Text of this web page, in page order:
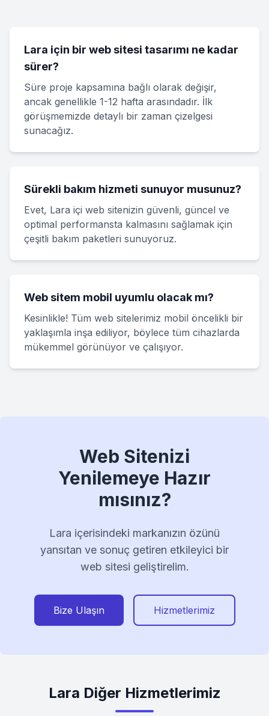
Lara için bir web sitesi tasarımı ne kadar
sürer?
Süre proje kapsamına bağlı olarak değişir,
ancak genellikle 1-12 hafta arasındadır. İlk
görüşmemizde detaylı bir zaman çizelgesi
sunacağız.
Sürekli bakım hizmeti sunuyor musunuz?
Evet, Lara içi web sitenizin güvenli, güncel ve
optimal performansta kalmasını sağlamak için
çeşitli bakım paketleri sunuyoruz.
Web sitem mobil uyumlu olacak mı?
Kesinlikle! Tüm web sitelerimiz mobil öncelikli bir
yaklaşımla inşa ediliyor, böylece tüm cihazlarda
mükemmel görünüyor ve çalışıyor.
Web Sitenizi
Yenilemeye Hazır
mısınız?
Lara içerisindeki markanızın özünü
yansıtan ve sonuç getiren etkileyici bir
web sitesi geliştirelim.
Bize Ulaşın Hizmetlerimiz
Lara Diğer Hizmetlerimiz